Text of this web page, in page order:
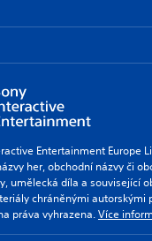
Entertainment Europe
her, obchodní názvy či
umělecká díla a související
chráněnými autorskými
práva vyhrazena.Více